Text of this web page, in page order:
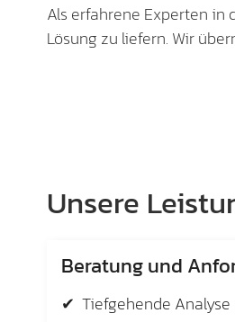
Als erfahrene Experten
Lösung zu liefern. Wir
Unsere
Beratung und
✔ Tiefgehende Analyse